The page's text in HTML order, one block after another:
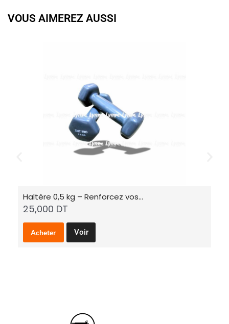
VOUS AIMEREZ AUSSI
Haltère 0,5 kg – Renforcez vos…
25,000 DT
Acheter Voir